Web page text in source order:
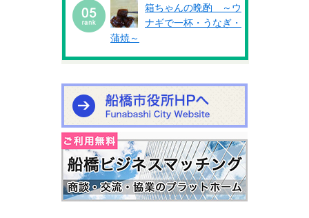
箱ちゃんの晩酌 ～ウ
ナギで一杯・うなぎ・
蒲焼～